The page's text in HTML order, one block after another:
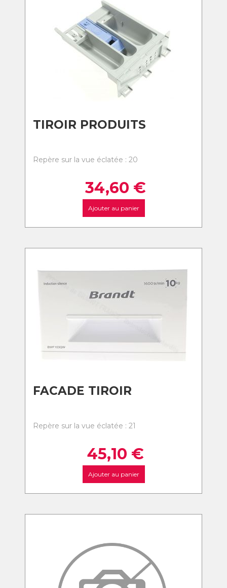
TIROIR PRODUITS
Repère sur la vue éclatée : 20
34,60 €
Ajouter au panier
FACADE TIROIR
Repère sur la vue éclatée : 21
45,10 €
Ajouter au panier